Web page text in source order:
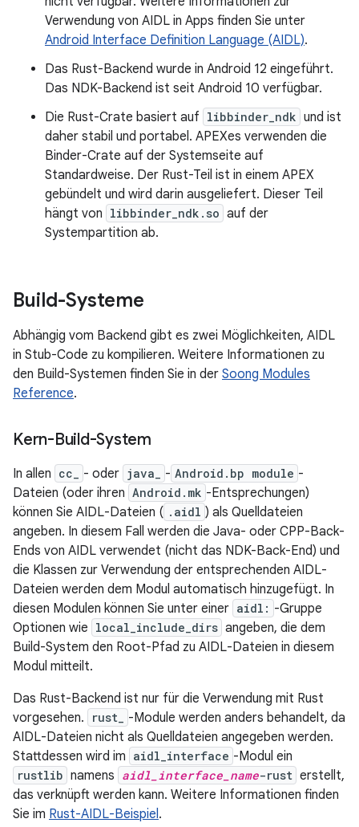
Verwendung von AIDL in Apps finden Sie unter
Android Interface Definition Language (AIDL).
Das Rust-Backend wurde in Android 12 eingeführt.
Das NDK-Backend ist seit Android 10 verfügbar.
Die Rust-Crate basiert auf libbinder_ndk und ist
daher stabil und portabel. APEXes verwenden die
Binder-Crate auf der Systemseite auf
Standardweise. Der Rust-Teil ist in einem APEX
gebündelt und wird darin ausgeliefert. Dieser Teil
hängt von libbinder_ndk.so auf der
Systempartition ab.
Build-Systeme
Abhängig vom Backend gibt es zwei Möglichkeiten, AIDL
in Stub-Code zu kompilieren. Weitere Informationen zu
den Build-Systemen finden Sie in der Soong Modules
Reference.
Kern-Build-System
In allen cc_ - oder java_ - Android.bp module -
Dateien (oder ihren Android.mk -Entsprechungen)
können Sie AIDL-Dateien ( .aidl ) als Quelldateien
angeben. In diesem Fall werden die Java- oder CPP-Back-
Ends von AIDL verwendet (nicht das NDK-Back-End) und
die Klassen zur Verwendung der entsprechenden AIDL-
Dateien werden dem Modul automatisch hinzugefügt. In
diesen Modulen können Sie unter einer aidl: -Gruppe
Optionen wie local_include_dirs angeben, die dem
Build-System den Root-Pfad zu AIDL-Dateien in diesem
Modul mitteilt.
Das Rust-Backend ist nur für die Verwendung mit Rust
vorgesehen.
rust_
-Module werden anders behandelt, da
AIDL-Dateien nicht als Quelldateien angegeben werden.
Stattdessen wird im aidl_interface -Modul ein
rustlib namens aidl_interface_name-rust erstellt,
das verknüpft werden kann. Weitere Informationen finden
Sie im Rust-AIDL-Beispiel.